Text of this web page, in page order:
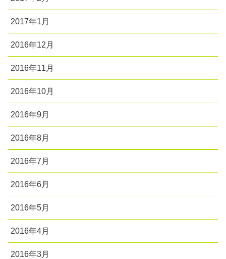
2017年1月
2016年12月
2016年11月
2016年10月
2016年9月
2016年8月
2016年7月
2016年6月
2016年5月
2016年4月
2016年3月